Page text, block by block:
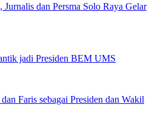
dan Persma Solo Raya Gelar
jadi Presiden BEM UMS
Faris sebagai Presiden dan Wakil